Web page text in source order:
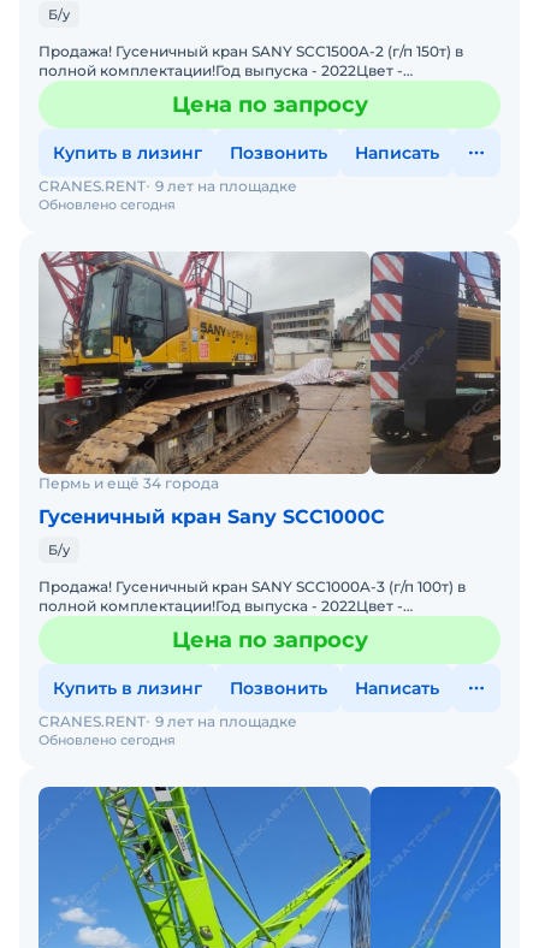
Б/у
Продажа! Гусеничный кран SANY SCC1500A-2 (г/п 150т) в
полной комплектации!Год выпуска - 2022Цвет -
желтыйКомплектация: Комбинация подъемной стрелы 76
м + гусек
Цена по запросу
Купить в лизинг Позвонить Написать
Обновлено сегодня
CRANES.RENT 9 лет на площадке
Пермь и ещё 34 города
Гусеничный кран Sany SCC1000C
Б/у
Продажа! Гусеничный кран SANY SCC1000A-3 (г/п 100т) в
полной комплектации!Год выпуска - 2022Цвет -
желтыйКомплектация: Комбинация подъемной стрелы 64
м + 18 м1
Цена по запросу
Купить в лизинг Позвонить Написать
Обновлено сегодня
CRANES.RENT 9 лет на площадке